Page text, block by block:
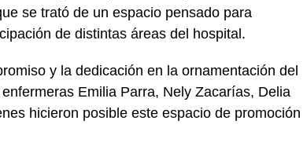
se trató de un espacio pensado para
de distintas áreas del hospital.
y la dedicación en la ornamentación del
Emilia Parra, Nely Zacarías, Delia
hicieron posible este espacio de promoción